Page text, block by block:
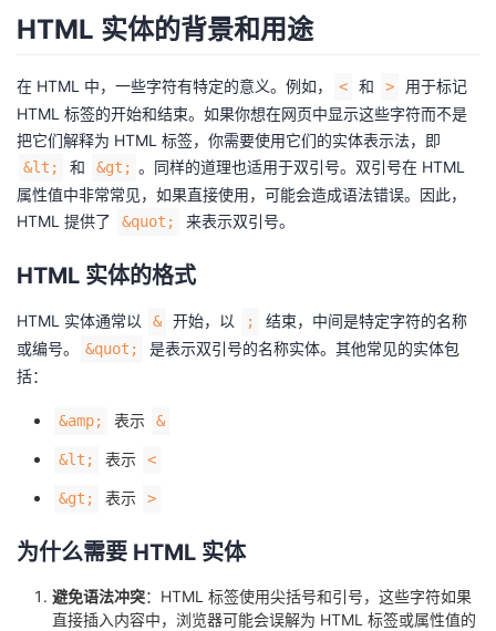
的
博
客
我
的
论
坛
我
的
圈
子
我
的
直
我
的
我
我
开
发
者
的
Programs
我
的
支
HTML 实体的背景和用途
在 HTML 中，一些字符有特定的意义。例如， < 和 >
用于标记
HTML 标签的开始和结束。如果你想在网页中显示这些字符而不是
把它们解释为 HTML 标签，你需要使用它们的实体表示法，即
&lt; 和 &gt; 。同样的道理也适用于双引号。双引号在 HTML
属性值中非常常见，如果直接使用，可能会造成语法错误。因此，
HTML 提供了
&quot; 来表示双引号。
HTML 实体的格式
HTML 实体通常以 & 开始，以 ;
结束，中间是特定字符的名称
或编号。
&quot;
是表示双引号的名称实体。其他常见的实体包
括：
&amp; 表示 &
&lt; 表示 <
&gt; 表示 >
为什么需要 HTML 实体
避免语法冲突：HTML 标签使用尖括号和引号，这些字符如果
直接插入内容中，浏览器可能会误解为 HTML 标签或属性值的